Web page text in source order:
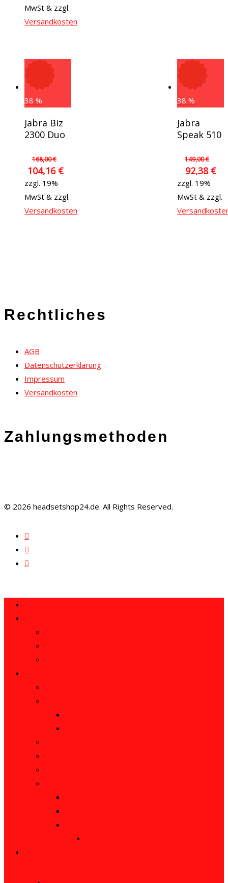
MwSt & zzgl.
Versandkosten
38 %
In Den
Warenkorb
Jabra Biz
2300 Duo
168,00€
104,16 €
zzgl. 19%
MwSt & zzgl.
Versandkosten
38%
Jabra
Speak 510
149,00€
92,38 €
zzgl. 19%
MwSt & zzgl.
Rechtliches
AGB
Datenschutzerklärung
Impressum
Versandkosten
Zahlungsmethoden
© 2026 headsetshop24.de. All Rights Reserved.